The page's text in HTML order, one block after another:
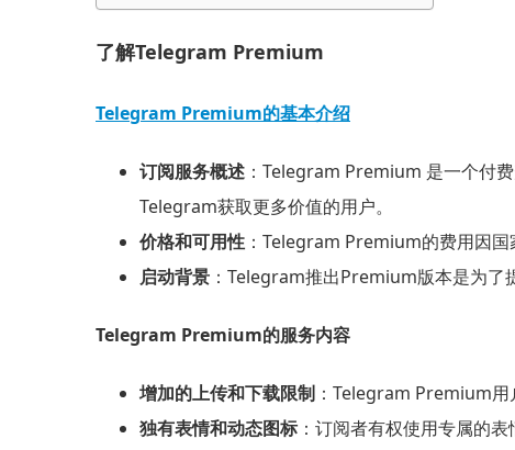
了解Telegram Premium
Telegram Premium的基本介绍
订阅服务概述 ：Telegram Premium 是一个付
Telegram获取更多价值的用户。
价格和可用性 ：Telegram Premium的费用因国
启动背景 ：Telegram推出Premium版本是为了
Telegram Premium的服务内容
增加的上传和下载限制 ：Telegram Premium用
独有表情和动态图标：订阅者有权使用专属的表